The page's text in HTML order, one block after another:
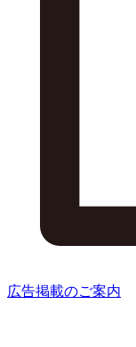
広告掲載のご案内